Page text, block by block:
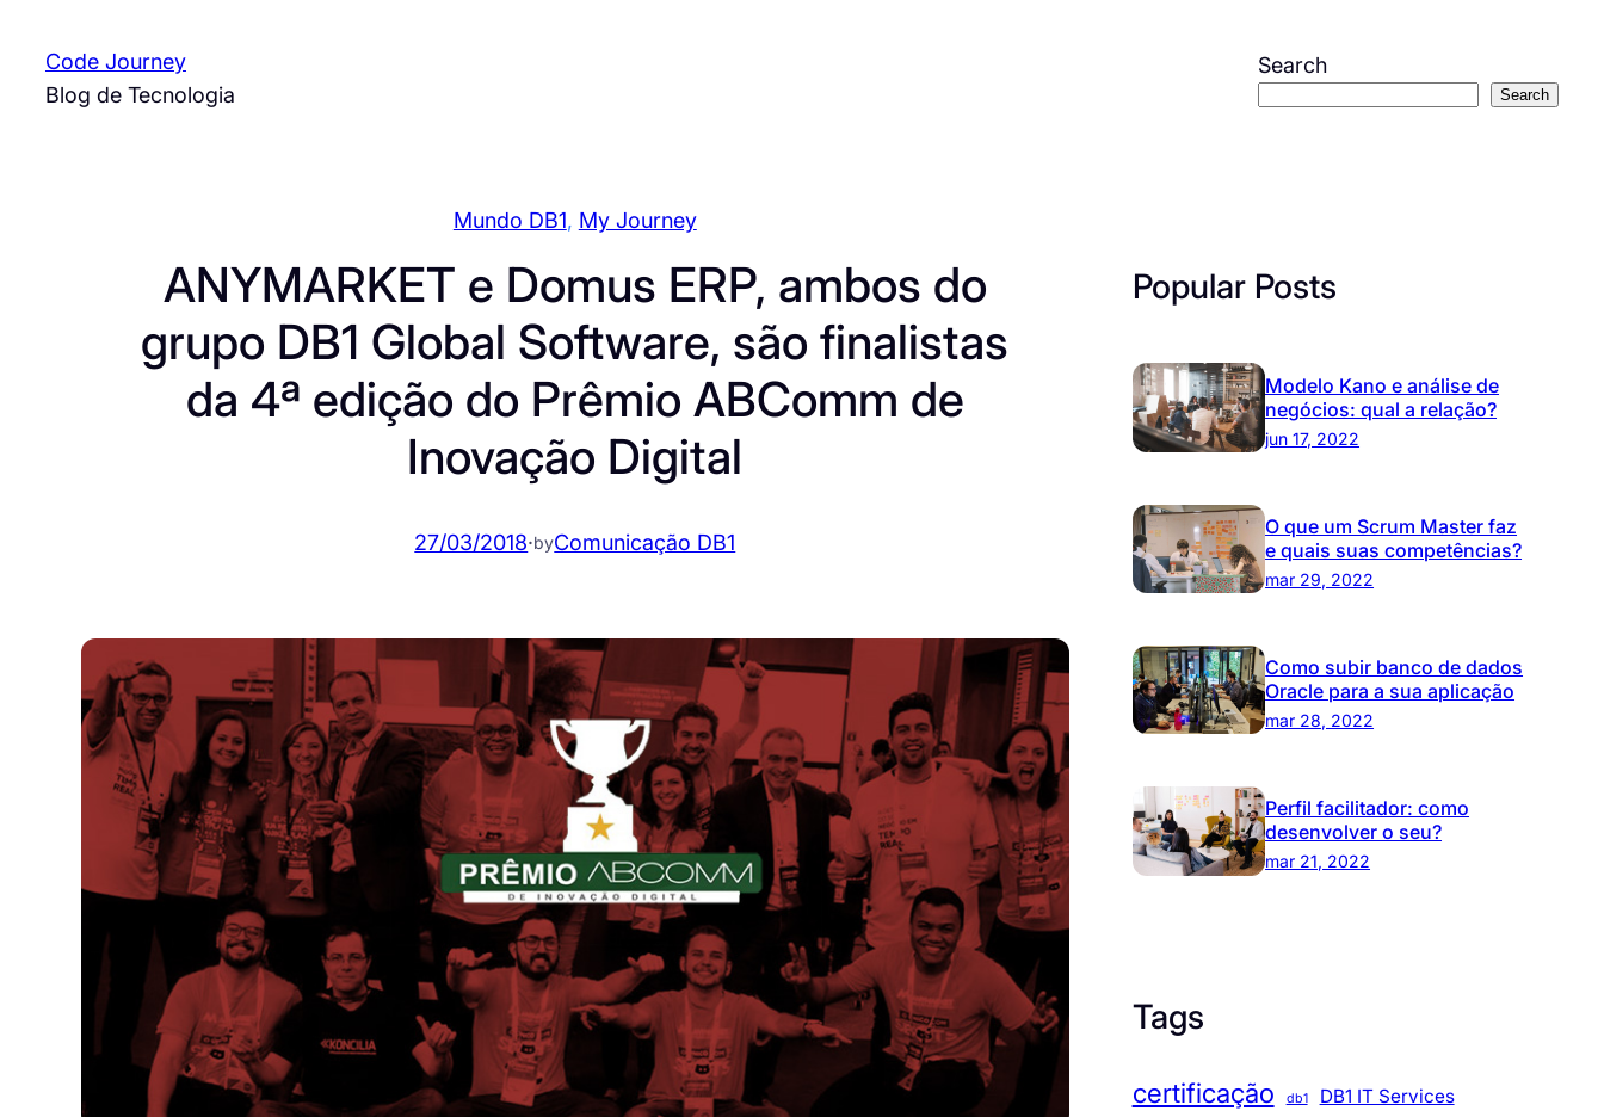
paraCode Journey
Blog de Tecnologia
Search
Search
Mundo DB1, My Journey
ANYMARKET e Domus ERP, ambos do
grupo DB1 Global Software, são finalistas
da 4ª edição do Prêmio ABComm de
Inovação Digital
27/03/2018·byComunicação DB1
Popular Posts
Modelo Kano e análise de
negócios: qual a relação?
jun 17, 2022
O que um Scrum Master faz
e quais suas competências?
mar 29, 2022
Como subir banco de dados
Oracle para a sua aplicação
mar 28, 2022
Perfil facilitador: como
desenvolver o seu?
mar 21, 2022
Tags
certificação db1 DB1 IT Services